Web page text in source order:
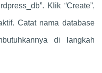
Klik “Create”,
Catat nama database
di langkah